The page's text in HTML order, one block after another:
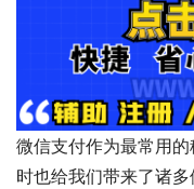
微信支付作为最常用
时也给我们带来了诸